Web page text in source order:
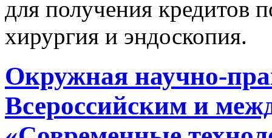
для получения кредитов
хирургия и эндоскопия.
Окружная научно-
Всероссийским и